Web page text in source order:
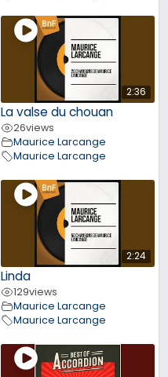
2:36
La valse du chouan
26views
Maurice Larcange
Maurice Larcange
2:24
Linda
129views
Maurice Larcange
Maurice Larcange